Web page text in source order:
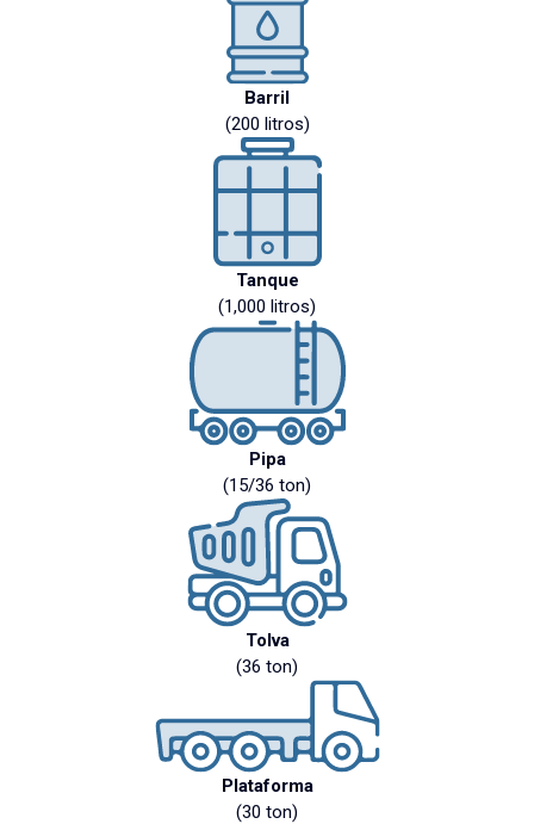
Barril
(200 litros)
Tanque
(1,000 litros)
Pipa
(15/36 ton)
Tolva
(36 ton)
Plataforma
(30 ton)